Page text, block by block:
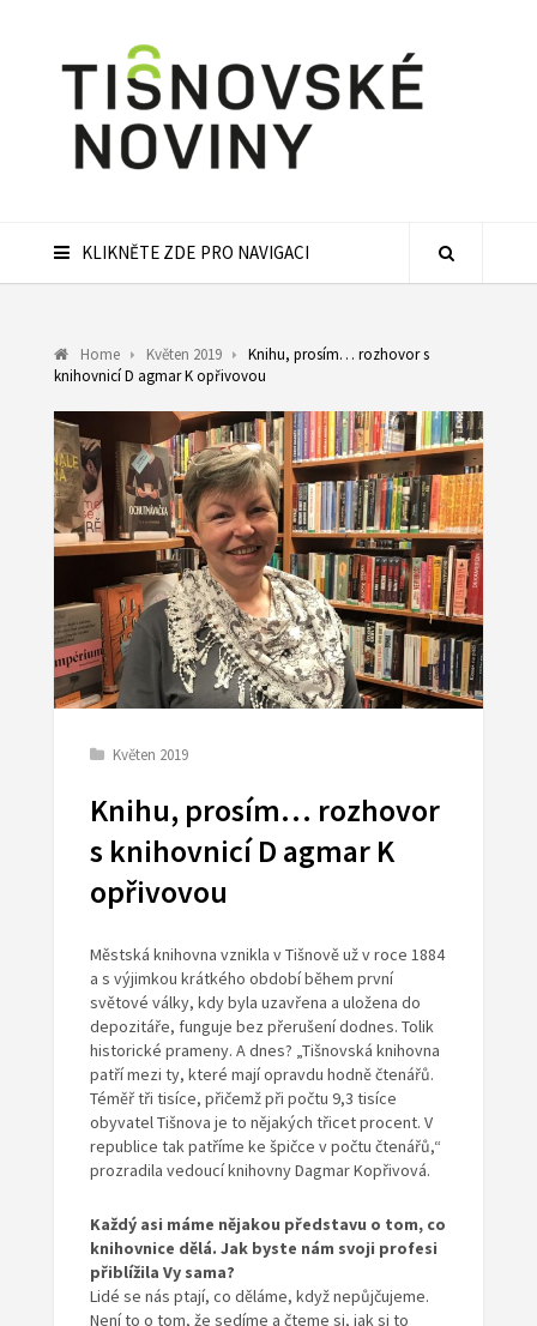
KLIKNĚTE ZDE PRO NAVIGACI
Home Květen 2019
Knihu, prosím… rozhovor s
knihovnicí D agmar K opřivovou
Květen 2019
Knihu, prosím… rozhovor
s knihovnicí D agmar K
opřivovou
Městská knihovna vznikla v Tišnově už v roce 1884
a s výjimkou krátkého období během první
světové války, kdy byla uzavřena a uložena do
depozitáře, funguje bez přerušení dodnes. Tolik
historické prameny. A dnes? „Tišnovská knihovna
patří mezi ty, které mají opravdu hodně čtenářů.
Téměř tři tisíce, přičemž při počtu 9,3 tisíce
obyvatel Tišnova je to nějakých třicet procent. V
republice tak patříme ke špičce v počtu čtenářů,“
prozradila vedoucí knihovny Dagmar Kopřivová.
Každý asi máme nějakou představu o tom, co
knihovnice dělá. Jak byste nám svoji profesi
přiblížila Vy sama?
Lidé se nás ptají, co děláme, když nepůjčujeme.
Není to o tom, že sedíme a čteme si, jak si to